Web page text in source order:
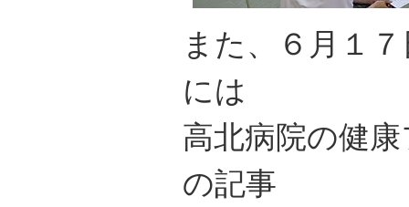
また、６月１
には
高北病院の健
の記事